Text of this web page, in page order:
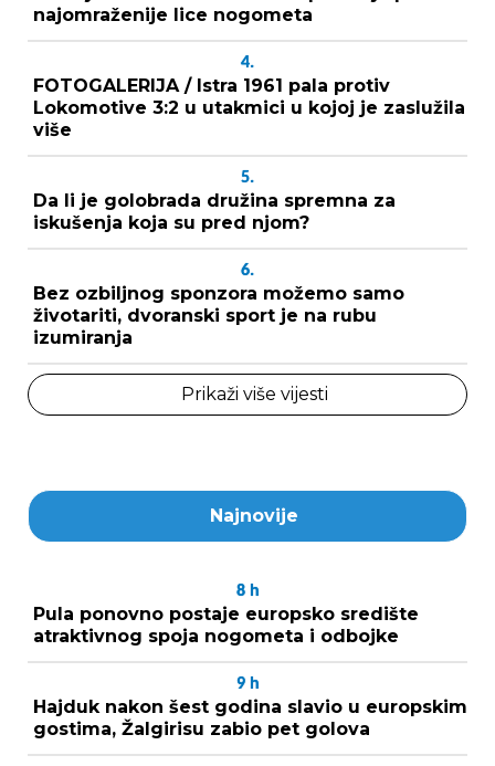
najomraženije lice nogometa
4.
FOTOGALERIJA / Istra 1961 pala protiv
Lokomotive 3:2 u utakmici u kojoj je zaslužila
više
5.
Da li je golobrada družina spremna za
iskušenja koja su pred njom?
6.
Bez ozbiljnog sponzora možemo samo
životariti, dvoranski sport je na rubu
izumiranja
Prikaži više vijesti
Najnovije
8 h
Pula ponovno postaje europsko središte
atraktivnog spoja nogometa i odbojke
9 h
Hajduk nakon šest godina slavio u europskim
gostima, Žalgirisu zabio pet golova